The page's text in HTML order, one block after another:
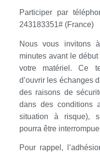
Participer par
243183351# (France)
Nous vous invitons
minutes avant le
votre matériel. Ce
d’ouvrir les échanges
des raisons de
dans des conditions
situation à risque),
pourra être
Pour rappel,